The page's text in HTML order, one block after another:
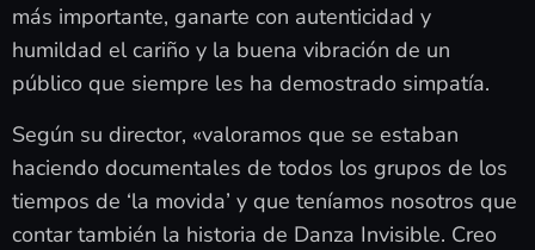
más importante, ganarte con autenticidad y
humildad el cariño y la buena vibración de un
público que siempre les ha demostrado simpatía.
Según su director, «valoramos que se estaban
haciendo documentales de todos los grupos de los
tiempos de ‘la movida’ y que teníamos nosotros que
contar también la historia de Danza Invisible. Creo